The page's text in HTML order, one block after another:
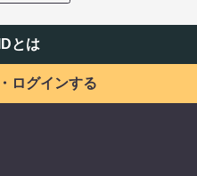
とは
ログインする